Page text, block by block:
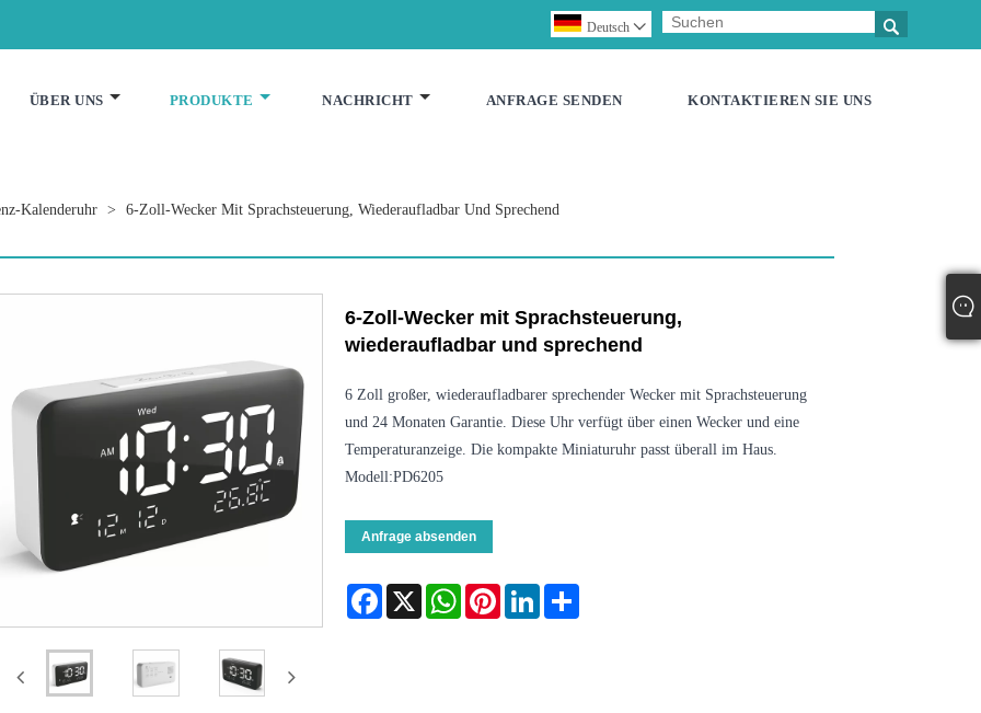

Deutsch 
ÜBER UNS PRODUKTE NACHRICHT ANFRAGE SENDEN KONTAKTIEREN SIE UNS
Kalenderuhr > 6-Zoll-Wecker Mit Sprachsteuerung, Wiederaufladbar Und Sprechend
6-Zoll-Wecker mit Sprachsteuerung,
wiederaufladbar und sprechend
6 Zoll großer, wiederaufladbarer sprechender Wecker mit Sprachsteuerung
und 24 Monaten Garantie. Diese Uhr verfügt über einen Wecker und eine
Temperaturanzeige. Die kompakte Miniaturuhr passt überall im Haus.
Modell:PD6205
Anfrage absenden
Facebook
X WhatsAppPinterestLinkedInShare